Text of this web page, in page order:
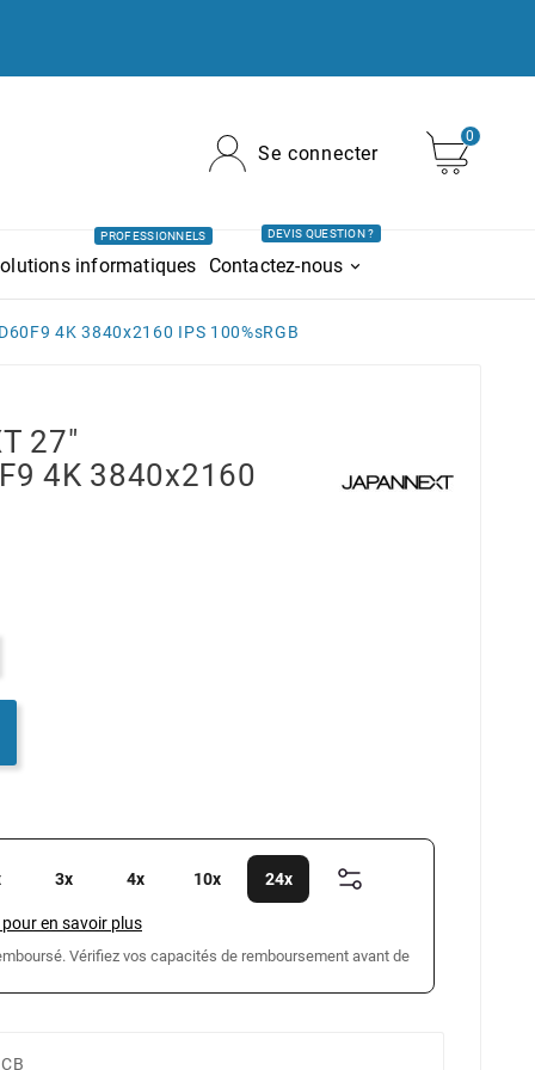
Se connecter
0
informatiques
PROFESSIONNELS
Contactez-nous
DEVIS QUESTION ?
4K 3840x2160 IPS 100%sRGB
27"
4K 3840x2160
3x 4x 10x 24x
en savoir plus
Vérifiez vos capacités de remboursement avant de